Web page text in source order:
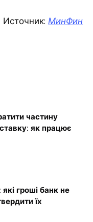
Источник: МинФин
частину
як працює
гроші банк не
їх